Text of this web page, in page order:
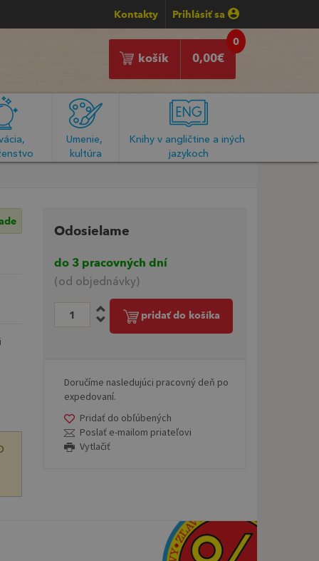
Kontakty Prihlásiť sa
0
0,00€
košík
Umenie,
kultúra
Knihy v angličtine a iných
jazykoch
Odosielame
do 3 pracovných dní
(od objednávky)
pridať do košíka
Doručíme nasledujúci pracovný deň po
expedovaní.
Pridať do obľúbených
Poslať e-mailom priateľovi
Vytlačiť